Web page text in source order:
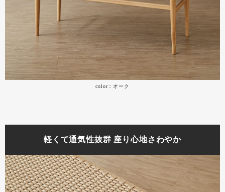
color：オーク
軽くて通気性抜群 座り心地さわやか